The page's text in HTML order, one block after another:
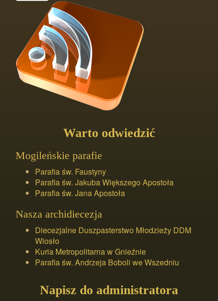
Warto odwiedzić
Mogileńskie parafie
Parafia św. Faustyny
Parafia św. Jakuba Większego Apostoła
Parafia św. Jana Apostoła
Nasza archidiecezja
Diecezjalne Duszpasterstwo Młodzieży DDM
Wiosło
Kuria Metropolitarna w Gnieźnie
Parafia św. Andrzeja Boboli we Wszedniu
Napisz do administratora